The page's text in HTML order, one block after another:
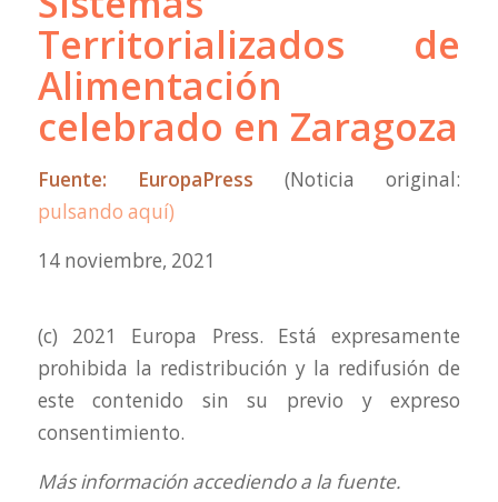
Territorializados de
Alimentación
celebrado en Zaragoza
Fuente: EuropaPress (Noticia original:
pulsando aquí)
14 noviembre, 2021
(c) 2021 Europa Press. Está expresamente
prohibida la redistribución y la redifusión de
este contenido sin su previo y expreso
consentimiento.
Más información accediendo a la fuente.